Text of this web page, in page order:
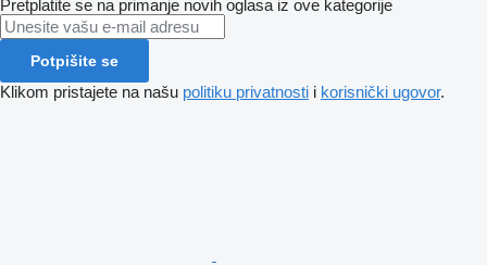
Pretplatite se na primanje novih oglasa iz ove kategorije
Potpišite se
Klikom pristajete na našu politiku privatnosti i korisnički ugovor.